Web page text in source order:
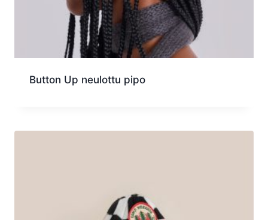
Button Up neulottu pipo